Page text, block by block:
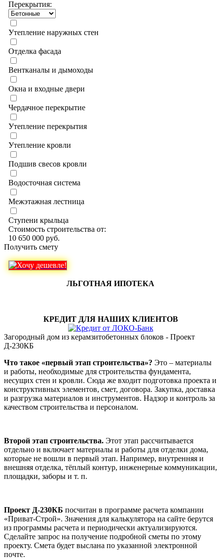
Перекрытия:
Утепление наружных стен
Отделка фасада
Вентканалы и дымоходы
Окна и входные двери
Чердачное перекрытие
Утепление перекрытия
Утепление кровли
Подшив свесов кровли
Водосточная система
Межэтажная лестница
Ступени крыльца
Стоимость строительства от:
10 650 000 руб.
Получить смету
ЛЬГОТНАЯ ИПОТЕКА
КРЕДИТ ДЛЯ НАШИХ КЛИЕНТОВ
Загородный дом из керамзитобетонных блоков - Проект
Д-230КБ
Что такое «первый этап строительства»? Это – материалы
и работы, необходимые для строительства фундамента,
несущих стен и кровли. Сюда же входит подготовка проекта и
конструктивных элементов, смет, договора. Закупка, доставка
и разгрузка материалов и инструментов. Надзор и контроль за
качеством строительства и персоналом.
Второй этап строительства. Этот этап рассчитывается
отдельно и включает материалы и работы для отделки дома,
которые не вошли в первый этап. Например, внутренняя и
внешняя отделка, тёплый контур, инженерные коммуникации,
площадки, заборы и т. п.
Проект Д-230КБ посчитан в программе расчета компании
«Приват-Строй». Значения для калькулятора на сайте берутся
из программы расчета и периодически актуализируются.
Сделайте запрос на получение подробной сметы по этому
проекту. Смета будет выслана по указанной электронной
почте.